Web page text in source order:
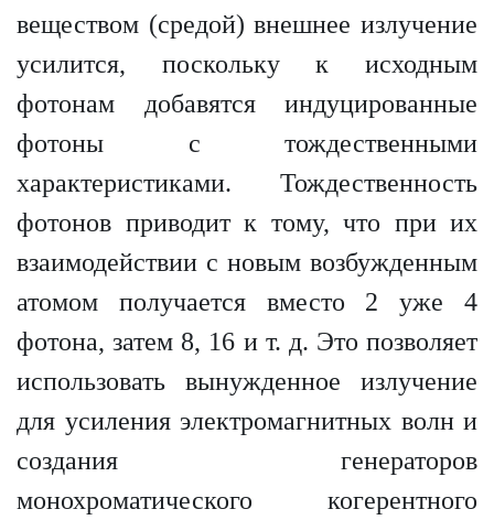
веществом (средой) внешнее излучение
усилится, поскольку к исходным
фотонам добавятся индуцированные
фотоны с тождественными
характеристиками. Тождественность
фотонов приводит к тому, что при их
взаимодействии с новым возбужденным
атомом получается вместо 2 уже 4
фотона, затем 8, 16 и т. д. Это позволяет
использовать вынужденное излучение
для усиления электромагнитных волн и
создания генераторов
монохроматического когерентного